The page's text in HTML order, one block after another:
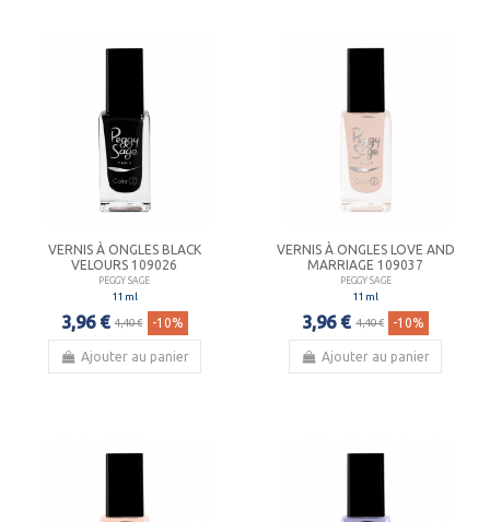
VERNIS À ONGLES BLACK
VELOURS 109026
PEGGY SAGE
11 ml
3,96 € 4,40 € -10%
Ajouter au panier
VERNIS À ONGLES LOVE AND
MARRIAGE 109037
PEGGY SAGE
11 ml
3,96 € 4,40 € -10%
Ajouter au panier